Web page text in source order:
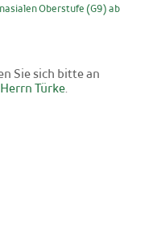
Oberstufe (G9) ab
Sie sich bitte an
Herrn Türke